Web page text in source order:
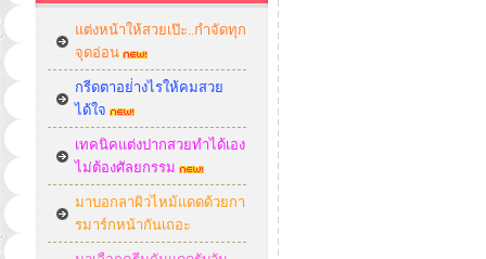
แต่งหน้าให้สวยเป๊ะ..กำจัดทุก
จุดอ่อน
กรีดตาอย่่างไรให้คมสวย
ได้ใจ
เทคนิคแต่งปากสวยทำได้เอง
ไม่ต้องศัลยกรรม
มาบอกลาผิวไหม้แดดด้วยกา
รมาร์กหน้ากันเถอะ